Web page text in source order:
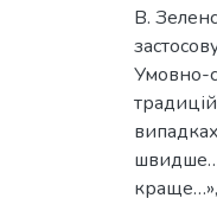
В.
Умовно-
краще…»,